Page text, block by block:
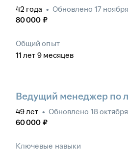
42 года • Обновлено 17
80 000 ₽
Общий опыт
11 лет 9 месяцев
Ведущий менеджер по
49лет • Обновлено 18
60 000 ₽
Ключевые навыки